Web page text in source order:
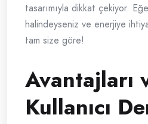
tasarımıyla dikkat çekiyor.
halindeyseniz ve enerjiye
tam size göre!
Avantajları
Kullanıcı